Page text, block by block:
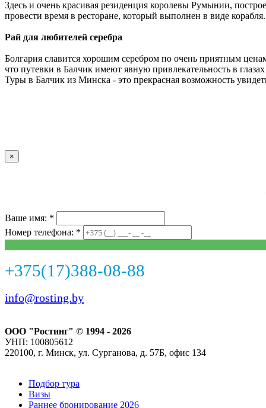
Здесь и очень красивая резиденция королевы Румынии,
провести время в ресторане, который выполнен в виде
Рай для любителей серебра
Болгария славится хорошим серебром по очень приятным
что путевки в Балчик имеют явную привлекательность в
Туры в Балчик из Минска - это прекрасная возможность
×
Ваше имя: *
Номер телефона: *
+375(17)388-08-88
info@rosting.by
ООО "Ростинг" © 1994 - 2026
УНП: 100805612
220100, г. Минск, ул. Сурганова, д. 57Б, офис 134
Подбор тура
Визы
Раннее бронирование 2026